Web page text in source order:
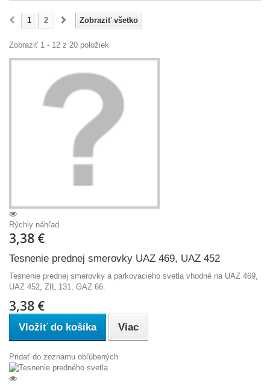
Zobraziť všetko
1 2
Zobraziť 1 - 12 z 20 položiek
Rýchly náhľad
3,38 €
Tesnenie prednej smerovky UAZ 469, UAZ 452
Tesnenie prednej smerovky a parkovacieho svetla vhodné na UAZ 469,
UAZ 452, ZIL 131, GAZ 66.
3,38 €
Vložiť do košíka Viac
Pridať do zoznamu obľúbených